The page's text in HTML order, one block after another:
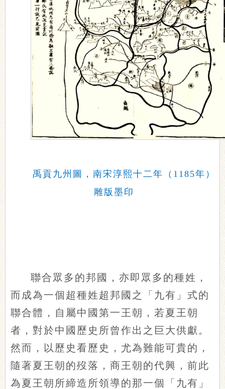
禹貢九州圖，南宋淳熙十二年（1185年）
雕版墨印
聯合眾多的邦國，亦即眾多的種姓，
而成為一個超種姓超邦國之「九有」式的
聯合體，自屬中國第一王朝，若夏王朝
者，對於中國歷史所曾作出之巨大供獻。
然而，以歷史看歷史，尤為難能可貴的，
隨著夏王朝的歿落，商王朝的代興，前此
為夏王朝所締造所領導的那一個「九有」